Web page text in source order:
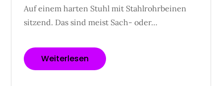
Auf einem harten Stuhl mit Stahlrohrbeinen
sitzend. Das sind meist Sach- oder…
Weiterlesen